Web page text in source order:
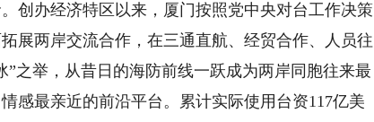
办经济特区以来，厦门按照党中央对台工作决策
展两岸交流合作，在三通直航、经贸合作、人员往
之举，从昔日的海防前线一跃成为两岸同胞往来最
感最亲近的前沿平台。累计实际使用台资117亿美